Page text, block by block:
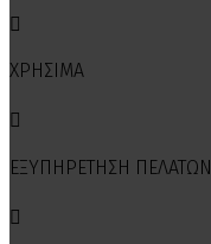

ΧΡΗΣΙΜΑ

ΕΞΥΠΗΡΕΤΗΣΗ ΠΕΛΑΤΩΝ
